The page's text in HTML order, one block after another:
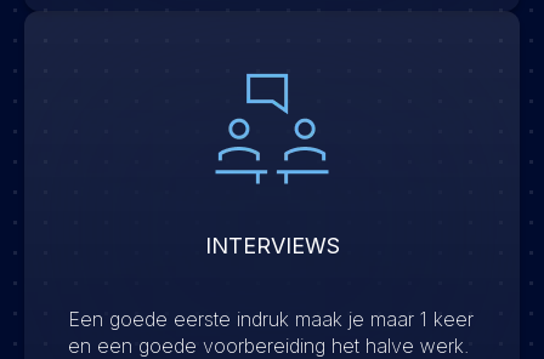
INTERVIEWS
Een goede eerste indruk maak je maar 1 keer
en een goede voorbereiding het halve werk.